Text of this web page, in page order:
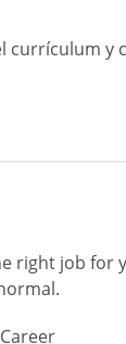
currículum y
right job for